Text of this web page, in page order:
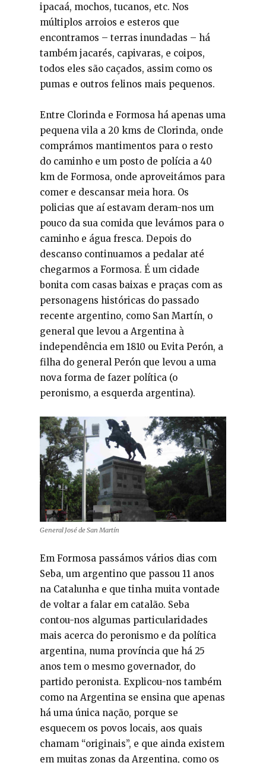
ipacaá, mochos, tucanos, etc. Nos
múltiplos arroios e esteros que
encontramos – terras inundadas – há
também jacarés, capivaras, e coipos,
todos eles são caçados, assim como os
pumas e outros felinos mais pequenos.
Entre Clorinda e Formosa há apenas uma
pequena vila a 20 kms de Clorinda, onde
comprámos mantimentos para o resto
do caminho e um posto de polícia a 40
km de Formosa, onde aproveitámos para
comer e descansar meia hora. Os
policias que aí estavam deram-nos um
pouco da sua comida que levámos para o
caminho e água fresca. Depois do
descanso continuamos a pedalar até
chegarmos a Formosa. É um cidade
bonita com casas baixas e praças com as
personagens históricas do passado
recente argentino, como San Martín, o
general que levou a Argentina à
independência em 1810 ou Evita Perón, a
filha do general Perón que levou a uma
nova forma de fazer política (o
peronismo, a esquerda argentina).
General José de San Martín
Em Formosa passámos vários dias com
Seba, um argentino que passou 11 anos
na Catalunha e que tinha muita vontade
de voltar a falar em catalão. Seba
contou-nos algumas particularidades
mais acerca do peronismo e da política
argentina, numa província que há 25
anos tem o mesmo governador, do
partido peronista. Explicou-nos também
como na Argentina se ensina que apenas
há uma única nação, porque se
esquecem os povos locais, aos quais
chamam “originais”, e que ainda existem
em muitas zonas da Argentina, como os